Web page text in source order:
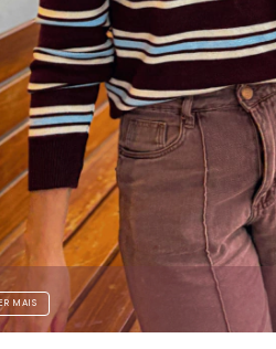
MAIS